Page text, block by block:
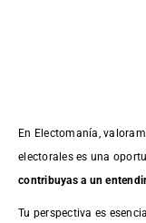
En Electomanía,
electorales es una
contribuyas a un
Tu perspectiva es